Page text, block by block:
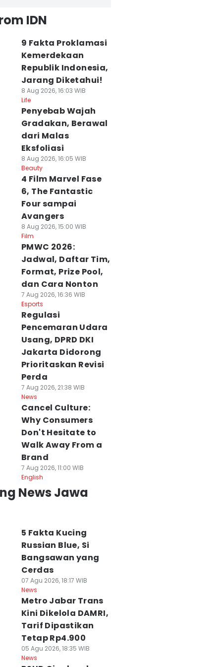
IDN
9 Fakta Proklamasi
Kemerdekaan
Republik Indonesia,
Jarang Diketahui!
8 Aug 2026, 16:03 WIB
Life
Penyebab Wajah
Gradakan, Berawal
dari Malas
Eksfoliasi
8 Aug 2026, 16:05 WIB
Beauty
4 Film Marvel Fase
6, The Fantastic
Four sampai
Avangers
8 Aug 2026, 15:00 WIB
Film
PMWC 2026:
Jadwal, Daftar Tim,
Format, Prize Pool,
dan Cara Nonton
7 Aug 2026, 16:36 WIB
Esports
Regulasi
Pencemaran Udara
Usang, DPRD DKI
Jakarta Didorong
Prioritaskan Revisi
Perda
7 Aug 2026, 21:38 WIB
News
Cancel Culture:
Why Consumers
Don't Hesitate to
Walk Away From a
Brand
7 Aug 2026, 11:00 WIB
English
News Jawa
5 Fakta Kucing
Russian Blue, Si
Bangsawan yang
Cerdas
07 Agu 2026, 18:17 WIB
News
Metro Jabar Trans
Kini Dikelola DAMRI,
Tarif Dipastikan
Tetap Rp4.900
05 Agu 2026, 18:35 WIB
News